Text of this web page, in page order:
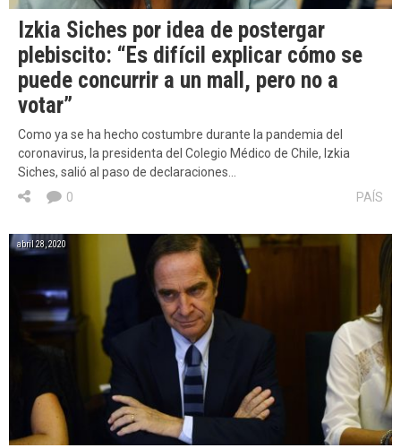
Izkia Siches por idea de postergar
plebiscito: “Es difícil explicar cómo se
puede concurrir a un mall, pero no a
votar”
Como ya se ha hecho costumbre durante la pandemia del
coronavirus, la presidenta del Colegio Médico de Chile, Izkia
Siches, salió al paso de declaraciones…
PAÍS
0
abril 28, 2020